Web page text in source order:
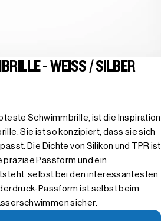
- WEISS / SILBER S
Schwimmbrille, ist die Inspiration
Sie ist so konzipiert, dass sie sich
Die Dichte von Silikon und TPR ist
Passform und ein
selbst bei den interessantesten
Passform ist selbst beim
sicher.